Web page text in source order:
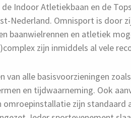
de Indoor Atletiekbaan en de
Nederland. Omnisport is door
baanwielrennen en atletiek
zijn inmiddels al vele
van alle basisvoorzieningen
en tijdwaarneming. Ook
omroepinstallatie zijn